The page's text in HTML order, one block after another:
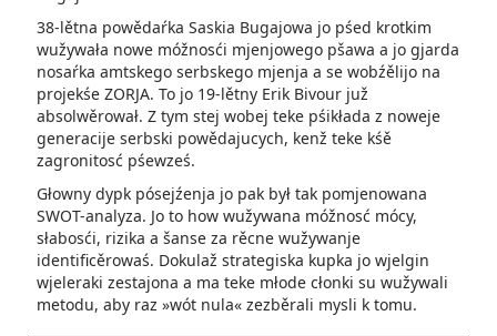
38-lětna powědaŕka Saskia Bugajowa jo pśed krotkim
wužywała nowe móžnosći mjenjowego pšawa a jo gjarda
nosaŕka amtskego serbskego mjenja a se wobźělijo na
projekśe ZORJA. To jo 19-lětny Erik Bivour juž
absolwěrował. Z tym stej wobej teke pśikłada z noweje
generacije serbski powědajucych, kenž teke kśě
zagronitosć pśewześ.
Głowny dypk pósejźenja jo pak był tak pomjenowana
SWOT-analyza. Jo to how wužywana móžnosć mócy,
słabosći, rizika a šanse za rěcne wužywanje
identificěrowaś. Dokulaž strategiska kupka jo wjelgin
wjeleraki zestajona a ma teke młode cłonki su wužywali
metodu, aby raz »wót nula« zezběrali mysli k tomu.